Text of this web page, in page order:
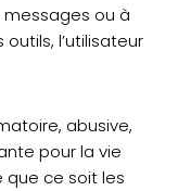
messages ou à
l’utilisateur
abusive,
pour la vie
que ce soit les